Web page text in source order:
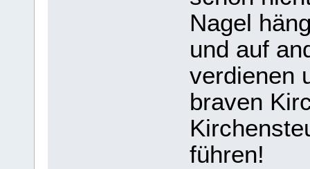
Nagel
und auf
verdienen
braven
führen!